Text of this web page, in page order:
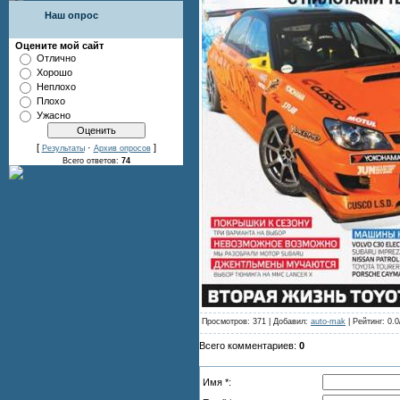
Наш опрос
Оцените мой сайт
Отлично
Хорошо
Неплохо
Плохо
Ужасно
[ Результаты· Архив опросов]
Всего ответов: 74
Просмотров: 371 | Добавил: auto-mak | Рейтинг:
Всего комментариев: 0
Имя *: